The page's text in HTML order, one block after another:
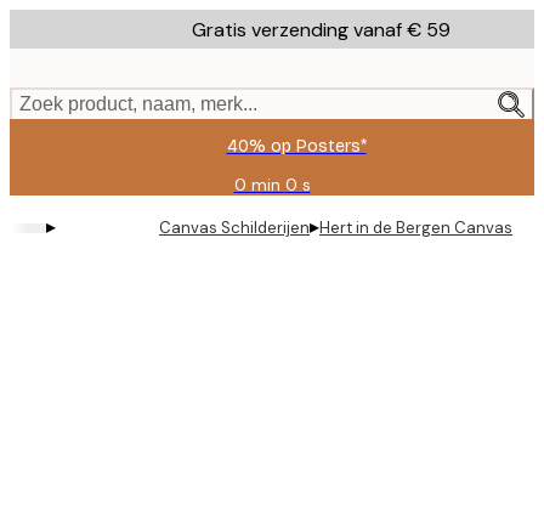
to
content.
Gratis verzending vanaf € 59
Zoek product, naam, merk...
40% op Posters*
0 min 0 s
Geldig
tot:
2026-
▸ Canvas Schilderijen▸Hert in de Bergen Canvas